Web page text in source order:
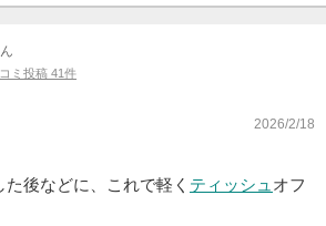
ミ投稿 41件
2026/2/18
た後などに、これで軽く ティッシュ オフ